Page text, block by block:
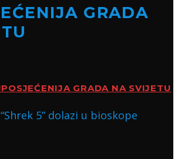
GRADA
GRADA NA SVIJETU